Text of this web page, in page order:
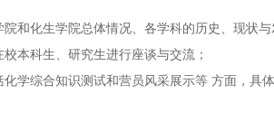
院和化生学院总体情况、各学科的历史、现状
本科生、研究生进行座谈与交流；
学综合知识测试和营员风采展示等 方面，具